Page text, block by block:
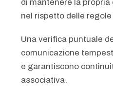
di mantenere la
nel rispetto delle
Una verifica puntuale
comunicazione
e garantiscono
associativa.